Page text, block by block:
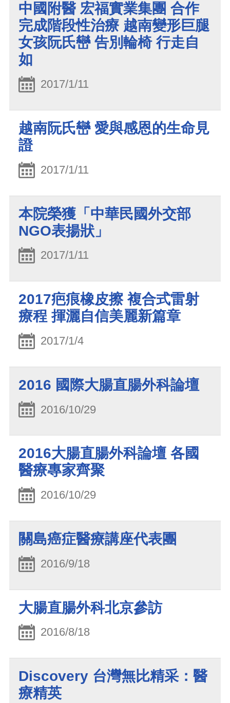
中國附醫 宏福實業集團 合作
完成階段性治療 越南變形巨腿
女孩阮氏巒 告別輪椅 行走自
如
2017/1/11
越南阮氏巒 愛與感恩的生命見
證
2017/1/11
本院榮獲「中華民國外交部
NGO表揚狀」
2017/1/11
2017疤痕橡皮擦 複合式雷射
療程 揮灑自信美麗新篇章
2017/1/4
2016 國際大腸直腸外科論壇
2016/10/29
2016大腸直腸外科論壇 各國
醫療專家齊聚
2016/10/29
關島癌症醫療講座代表團
2016/9/18
大腸直腸外科北京參訪
2016/8/18
Discovery 台灣無比精采：醫
療精英